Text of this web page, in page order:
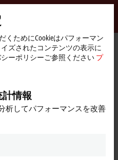
くためにCookieはパフォーマン
ズされたコンテンツの表示に
ーポリシーご参照ください プ
情報
析してパフォーマンスを改善